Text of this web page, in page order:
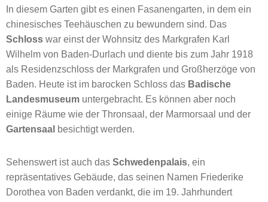
In diesem Garten gibt es einen Fasanengarten, in dem ein
chinesisches Teehäuschen zu bewundern sind. Das
Schloss war einst der Wohnsitz des Markgrafen Karl
Wilhelm von Baden-Durlach und diente bis zum Jahr 1918
als Residenzschloss der Markgrafen und Großherzöge von
Baden. Heute ist im barocken Schloss das Badische
Landesmuseum untergebracht. Es können aber noch
einige Räume wie der Thronsaal, der Marmorsaal und der
Gartensaal besichtigt werden.
Sehenswert ist auch das Schwedenpalais, ein
repräsentatives Gebäude, das seinen Namen Friederike
Dorothea von Baden verdankt, die im 19. Jahrhundert